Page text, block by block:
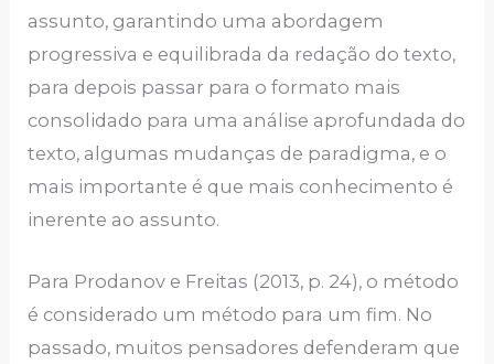
assunto, garantindo uma abordagem
progressiva e equilibrada da redação do texto,
para depois passar para o formato mais
consolidado para uma análise aprofundada do
texto, algumas mudanças de paradigma, e o
mais importante é que mais conhecimento é
inerente ao assunto.
Para Prodanov e Freitas (2013, p. 24), o método
é considerado um método para um fim. No
passado, muitos pensadores defenderam que